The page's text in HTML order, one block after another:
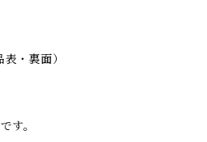
・裏面）
す。